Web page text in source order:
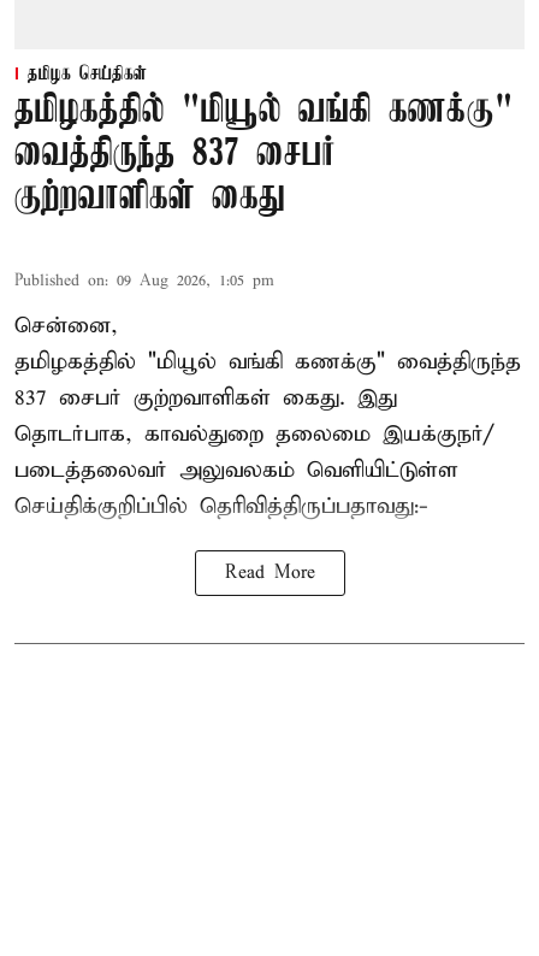
தமிழக செய்திகள்
தமிழகத்தில் "மியூல் வங்கி கணக்கு"
வைத்திருந்த 837 சைபர்
குற்றவாளிகள் கைது
Published on: 09 Aug 2026, 1:05 pm
சென்னை,
தமிழகத்தில் "மியூல் வங்கி கணக்கு" வைத்திருந்த
837 சைபர் குற்றவாளிகள் கைது. இது
தொடர்பாக, காவல்துறை தலைமை இயக்குநர்/
படைத்தலைவர் அலுவலகம் வெளியிட்டுள்ள
செய்திக்குறிப்பில் தெரிவித்திருப்பதாவது:-
Read More